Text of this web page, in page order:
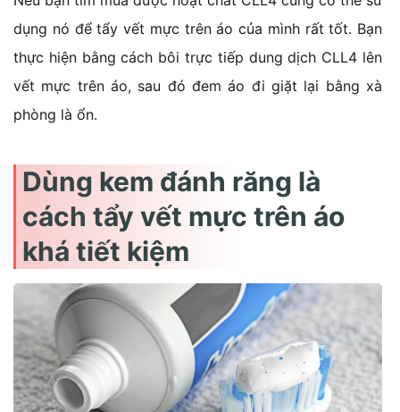
dụng nó để tẩy vết mực trên áo của mình rất tốt. Bạn
thực hiện bằng cách bôi trực tiếp dung dịch CLL4 lên
vết mực trên áo, sau đó đem áo đi giặt lại bằng xà
phòng là ổn.
Dùng kem đánh răng là
cách tẩy vết mực trên áo
khá tiết kiệm